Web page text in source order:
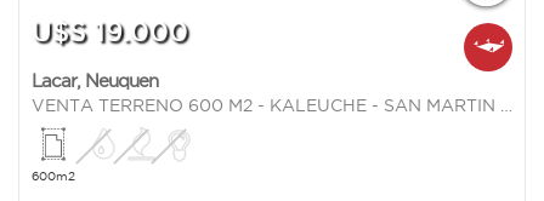
U$S 19.000
Lacar, Neuquen
600m2